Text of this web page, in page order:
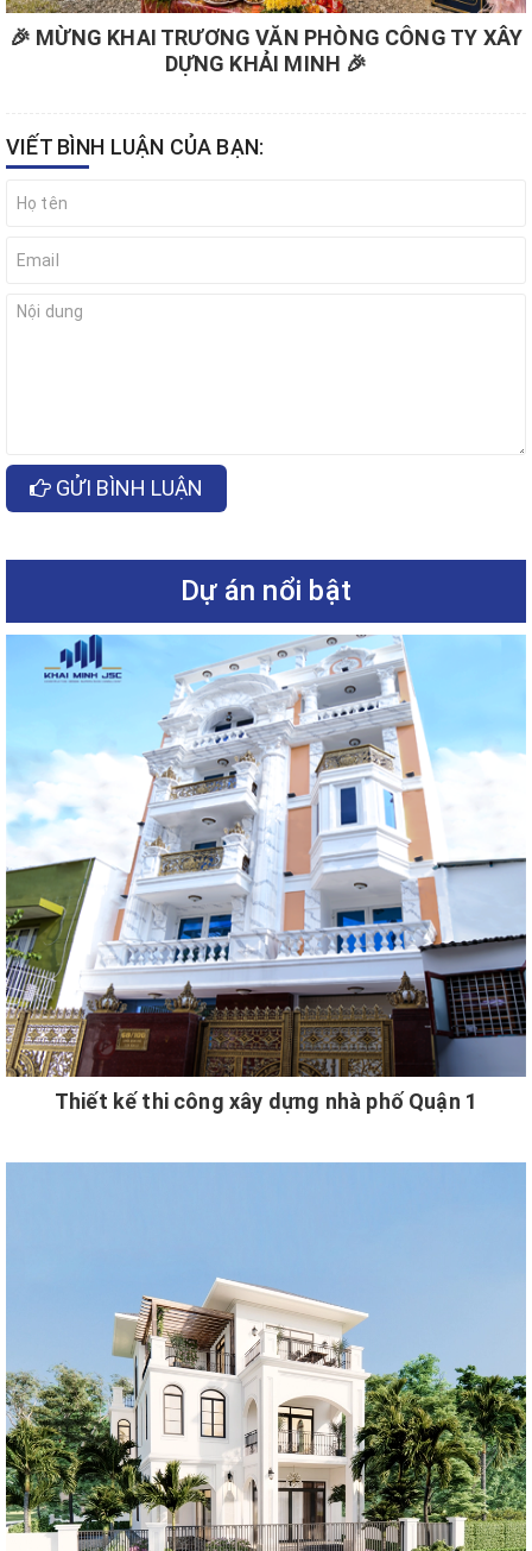
🎉 MỪNG KHAI TRƯƠNG VĂN PHÒNG CÔNG TY XÂY
DỰNG KHẢI MINH 🎉
VIẾT BÌNH LUẬN CỦA BẠN:
GỬI BÌNH LUẬN
Dự án nổi bật
Thiết kế thi công xây dựng nhà phố Quận 1